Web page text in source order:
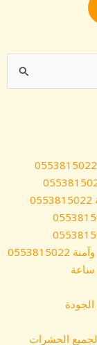
ابادة حشرات وسط الرياض حلول فعالة وآمنة 24 ساعة
الحشرات